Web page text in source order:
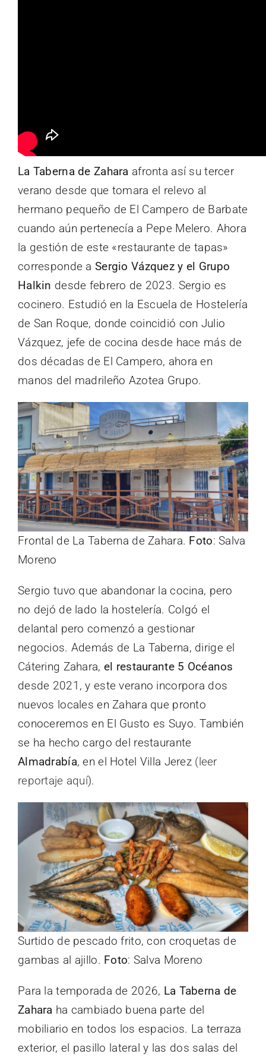
La Taberna de Zahara afronta así su tercer
verano desde que tomara el relevo al
hermano pequeño de El Campero de Barbate
cuando aún pertenecía a Pepe Melero. Ahora
la gestión de este «restaurante de tapas»
corresponde a Sergio Vázquez y el Grupo
Halkin desde febrero de 2023. Sergio es
cocinero. Estudió en la Escuela de Hostelería
de San Roque, donde coincidió con Julio
Vázquez, jefe de cocina desde hace más de
dos décadas de El Campero, ahora en
manos del madrileño Azotea Grupo.
Frontal de La Taberna de Zahara. Foto: Salva
Moreno
Sergio tuvo que abandonar la cocina, pero
no dejó de lado la hostelería. Colgó el
delantal pero comenzó a gestionar
negocios. Además de La Taberna, dirige el
Cátering Zahara, el restaurante 5 Océanos
desde 2021, y este verano incorpora dos
nuevos locales en Zahara que pronto
conoceremos en El Gusto es Suyo. También
se ha hecho cargo del restaurante
Almadrabía, en el Hotel Villa Jerez (leer
reportaje aquí).
Surtido de pescado frito, con croquetas de
gambas al ajillo. Foto: Salva Moreno
Para la temporada de 2026, La Taberna de
Zahara ha cambiado buena parte del
mobiliario en todos los espacios. La terraza
exterior, el pasillo lateral y las dos salas del